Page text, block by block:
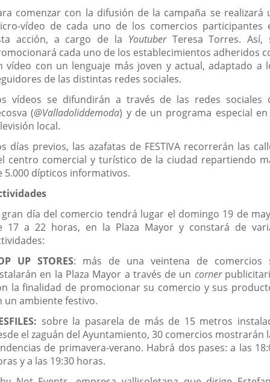
comenzar con la difusión de la campaña se realizará
vídeo de cada uno de los comercios participantes
acción, a cargo de la YoutuberTeresa Torres. Así,
cada uno de los establecimientos adheridos
vídeo con un lenguaje más joven y actual, adaptado a
de las distintas redes sociales.
vídeos se difundirán a través de las redes sociales
(@Valladoliddemoda) y de un programa especial
local.
días previos, las azafatas de FESTIVA recorrerán las
centro comercial y turístico de la ciudad repartiendo
5.000 dípticos informativos.
gran día del comercio tendrá lugar el domingo 19 de
17 a 22 horas, en la Plaza Mayor y constará de
UP STORES: más de una veintena de comercios
en la Plaza Mayor a través de un corner
la finalidad de promocionar su comercio y sus
un ambiente festivo.
sobre la pasarela de más de 15 metros
el zaguán del Ayuntamiento, 30 comercios mostrarán
de primavera-verano. Habrá dos pases: a las
y a las 19:30 horas.